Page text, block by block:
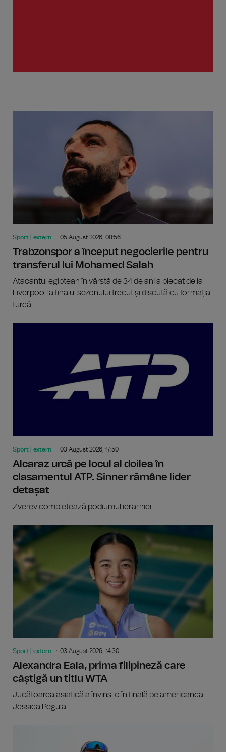
Sport | extern 05 August 2026, 08:56
Trabzonspor a început negocierile pentru
transferul lui Mohamed Salah
Atacantul egiptean în vârstă de 34 de ani a plecat de la
Liverpool la finalul sezonului trecut și discută cu formația
turcă...
Sport | extern 03 August 2026, 17:50
Alcaraz urcă pe locul al doilea în
clasamentul ATP. Sinner rămâne lider
detașat
Zverev completează podiumul ierarhiei.
Sport | extern 03 August 2026, 14:30
Alexandra Eala, prima filipineză care
câștigă un titlu WTA
Jucătoarea asiatică a învins-o în finală pe americanca
Jessica Pegula.